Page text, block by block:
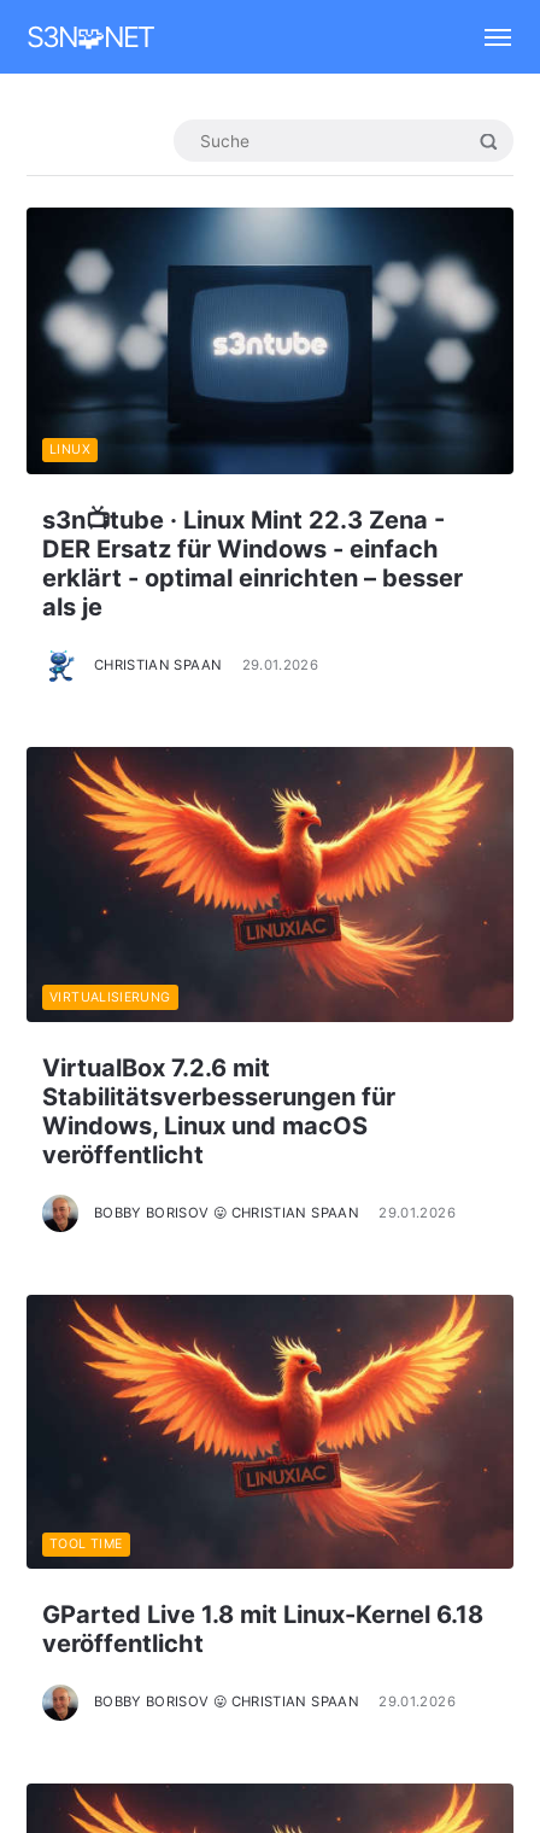
S3N🧩NET
s3n📺tube · Linux Mint 22.3 Zena -
DER Ersatz für Windows - einfach
erklärt - optimal einrichten – besser
als je
CHRISTIAN SPAAN 29.01.2026
LINUX
VirtualBox 7.2.6 mit
Stabilitätsverbesserungen für
Windows, Linux und macOS
veröffentlicht
BOBBY BORISOV 😛 CHRISTIAN SPAAN 29.01.2026
VIRTUALISIERUNG
GParted Live 1.8 mit Linux-Kernel 6.18
veröffentlicht
BOBBY BORISOV 😛 CHRISTIAN SPAAN 29.01.2026
TOOL TIME